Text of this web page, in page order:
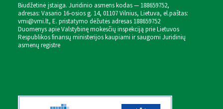
Biudžetinė įstaiga. Juridinio asmens kodas — 188659752,
adresas: Vasario 16-osios g. 14, 01107 Vilnius, Lietuva, el.paštas:
vmi@vmi.lt, E. pristatymo dėžutės adresas 188659752
Duomenys apie Valstybinę mokesčių inspekciją prie Lietuvos
Respublikos finansų ministerijos kaupiami ir saugomi Juridinių
asmenų registre